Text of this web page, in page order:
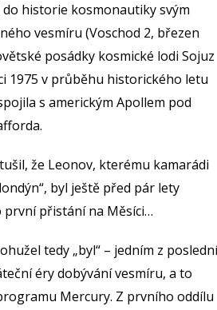
historie kosmonautiky svým
vesmíru (Voschod 2, březen
posádky kosmické lodi Sojuz
1975 v průběhu historického letu
s americkým Apollem pod
že Leonov, kterému kamarádi
byl ještě před pár lety
první přistání na Měsíci…
tedy „byl“ – jedním z poslední
éry dobývání vesmíru, a to
Mercury. Z prvního oddílu